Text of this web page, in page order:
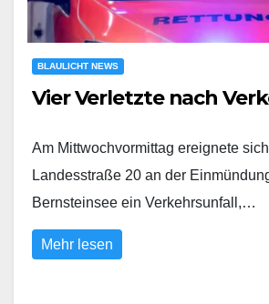
BLAULICHT NEWS
Vier Verletzte nach
Am Mittwochvormittag ereignete
Landesstraße 20 an der
Bernsteinsee ein Verkehrsunfall,…
Mehr lesen